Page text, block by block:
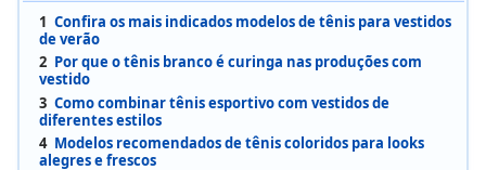
1 Confira os mais indicados modelos de tênis para vestidos
de verão
2 Por que o tênis branco é curinga nas produções com
vestido
3 Como combinar tênis esportivo com vestidos de
diferentes estilos
4 Modelos recomendados de tênis coloridos para looks
alegres e frescos